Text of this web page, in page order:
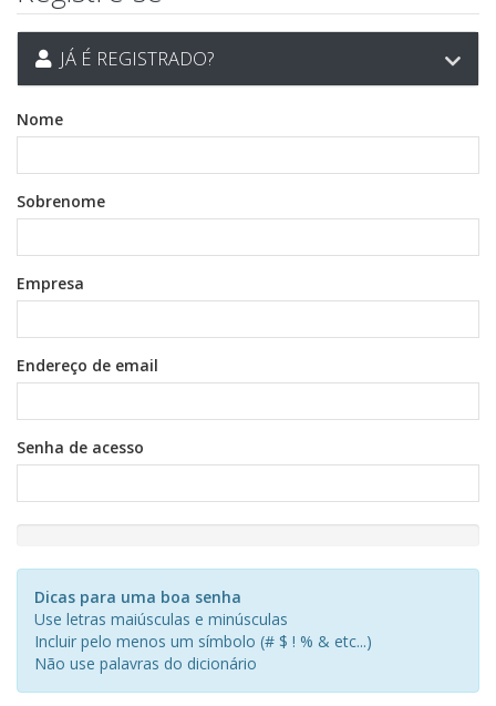
JÁ É REGISTRADO?
Nome
Sobrenome
Empresa
Endereço de email
Senha de acesso
Rating:
Dicas para uma boa senha
Use letras maiúsculas e minúsculas
Incluir pelo menos um símbolo (# $ ! % & etc...)
Não use palavras do dicionário